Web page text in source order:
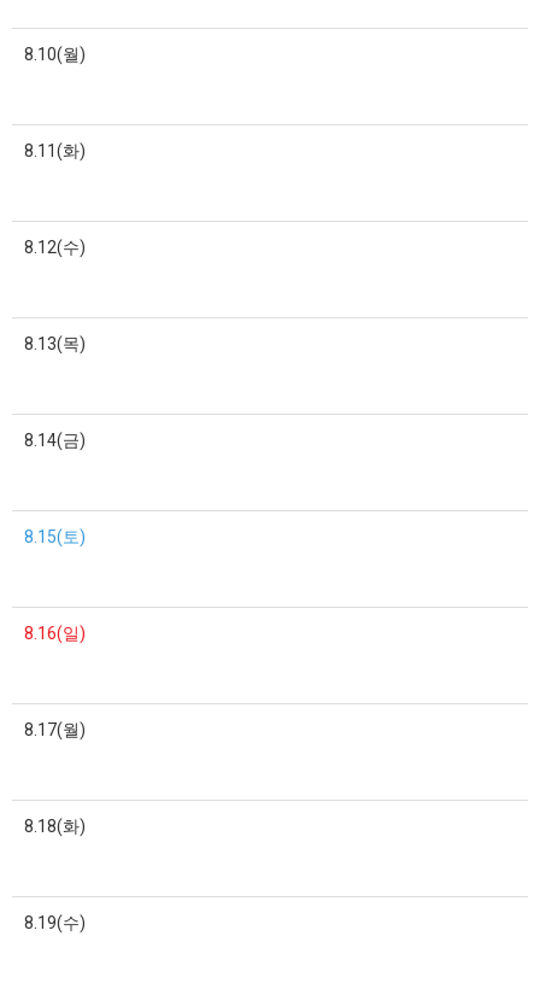
8.10(월)
8.11(화)
8.12(수)
8.13(목)
8.14(금)
8.15(토)
8.16(일)
8.17(월)
8.18(화)
8.19(수)